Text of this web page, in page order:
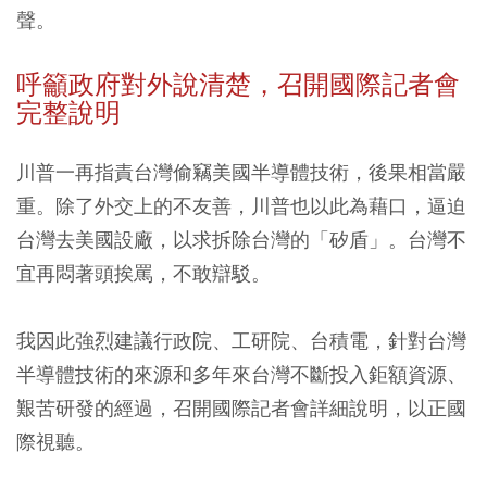
聲。
呼籲政府對外說清楚， 召開國際記者會
完整說明
川普一再指責台灣偷竊美國半導體技術，後果相當嚴
重。除了外交上的不友善，川普也以此為藉口，逼迫
台灣去美國設廠，以求拆除台灣的「矽盾」。台灣不
宜再悶著頭挨罵，不敢辯駁。
我因此強烈建議行政院、工研院、台積電，針對台灣
半導體技術的來源和多年來台灣不斷投入鉅額資源、
艱苦研發的經過，召開國際記者會詳細說明，以正國
際視聽。